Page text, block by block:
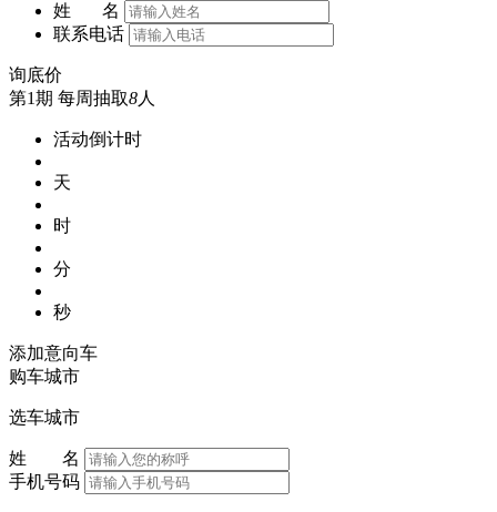
姓 名
联系电话
询底价
第1期 每周抽取8人
活动倒计时
天
时
分
秒
添加意向车
购车城市
选车城市
姓 名
手机号码